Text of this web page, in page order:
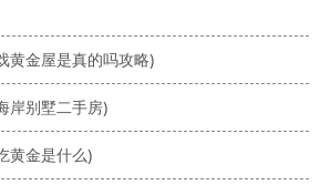
黄金屋是真的吗攻略)
岸别墅二手房)
黄金是什么)